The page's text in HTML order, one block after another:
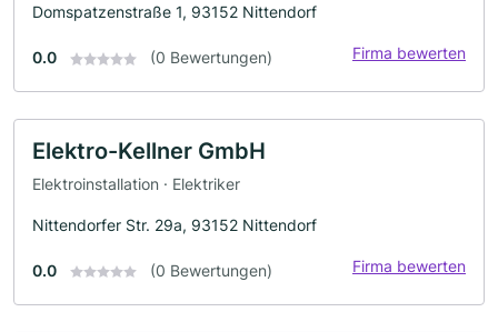
Domspatzenstraße 1, 93152 Nittendorf
0.0 (0 Bewertungen) Firma bewerten
Elektro-Kellner GmbH
Elektroinstallation · Elektriker
Nittendorfer Str. 29a, 93152 Nittendorf
0.0 (0 Bewertungen) Firma bewerten